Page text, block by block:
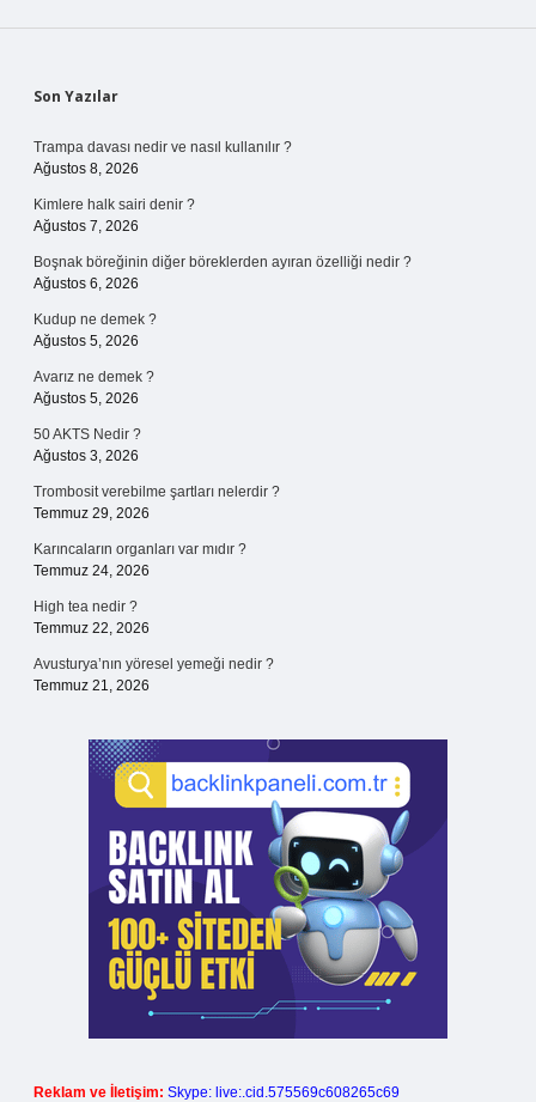
Sidebar
Son Yazılar
Trampa davası nedir ve nasıl kullanılır ?
Ağustos 8, 2026
Kimlere halk sairi denir ?
Ağustos 7, 2026
Boşnak böreğinin diğer böreklerden ayıran özelliği nedir ?
Ağustos 6, 2026
Kudup ne demek ?
Ağustos 5, 2026
Avarız ne demek ?
Ağustos 5, 2026
50 AKTS Nedir ?
Ağustos 3, 2026
Trombosit verebilme şartları nelerdir ?
Temmuz 29, 2026
Karıncaların organları var mıdır ?
Temmuz 24, 2026
High tea nedir ?
Temmuz 22, 2026
Avusturya’nın yöresel yemeği nedir ?
Temmuz 21, 2026
Reklam ve İletişim: Skype: live:.cid.575569c608265c69